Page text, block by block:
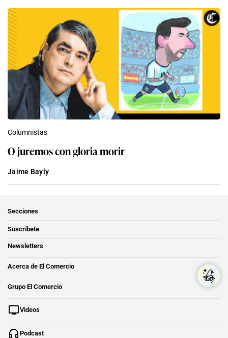
Columnistas
O juremos con gloria morir
Jaime Bayly
Secciones
Suscríbete
Newsletters
Acerca de El Comercio
Grupo El Comercio
Videos
Podcast